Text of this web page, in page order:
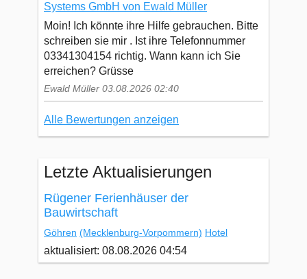
Systems GmbH von Ewald Müller
Moin! Ich könnte ihre Hilfe gebrauchen. Bitte
schreiben sie mir . Ist ihre Telefonnummer
03341304154 richtig. Wann kann ich Sie
erreichen? Grüsse
Ewald Müller 03.08.2026 02:40
Alle Bewertungen anzeigen
Letzte Aktualisierungen
Rügener Ferienhäuser der
Bauwirtschaft
Göhren (Mecklenburg-Vorpommern) Hotel
aktualisiert: 08.08.2026 04:54